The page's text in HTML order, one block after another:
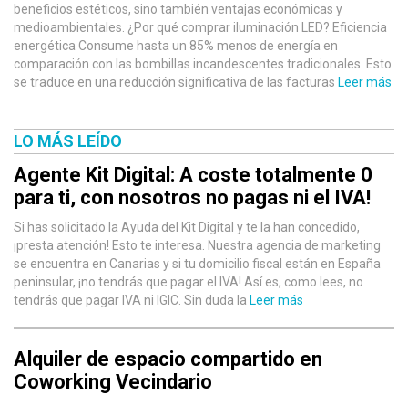
beneficios estéticos, sino también ventajas económicas y
medioambientales. ¿Por qué comprar iluminación LED? Eficiencia
energética Consume hasta un 85% menos de energía en
comparación con las bombillas incandescentes tradicionales. Esto
se traduce en una reducción significativa de las facturas Leer más
LO MÁS LEÍDO
Agente Kit Digital: A coste totalmente 0
para ti, con nosotros no pagas ni el IVA!
Si has solicitado la Ayuda del Kit Digital y te la han concedido,
¡presta atención! Esto te interesa. Nuestra agencia de marketing
se encuentra en Canarias y si tu domicilio fiscal están en España
peninsular, ¡no tendrás que pagar el IVA! Así es, como lees, no
tendrás que pagar IVA ni IGIC. Sin duda la Leer más
Alquiler de espacio compartido en
Coworking Vecindario